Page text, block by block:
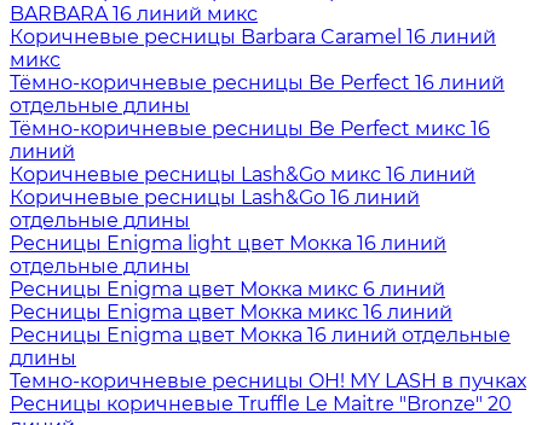
BARBARA 16 линий микс
Коричневые ресницы Barbara Caramel 16 линий
микс
Тёмно-коричневые ресницы Be Perfect 16 линий
отдельные длины
Тёмно-коричневые ресницы Be Perfect микс 16
линий
Коричневые ресницы Lash&Go микс 16 линий
Коричневые ресницы Lash&Go 16 линий
отдельные длины
Ресницы Enigma light цвет Мокка 16 линий
отдельные длины
Ресницы Enigma цвет Мокка микс 6 линий
Ресницы Enigma цвет Мокка микс 16 линий
Ресницы Enigma цвет Мокка 16 линий отдельные
длины
Темно-коричневые ресницы OH! MY LASH в пучках
Ресницы коричневые Truffle Le Maitre "Bronze" 20